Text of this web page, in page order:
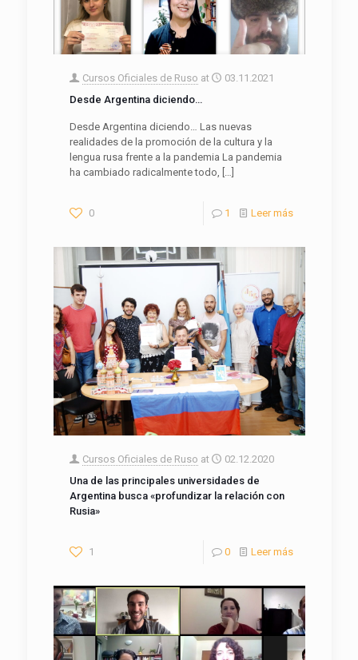
Cursos Oficiales de Ruso at
03.11.2021
Desde Argentina diciendo…
Desde Argentina diciendo… Las nuevas
realidades de la promoción de la cultura y la
lengua rusa frente a la pandemia La pandemia
ha cambiado radicalmente todo, […]
0 1 Leer más
Cursos Oficiales de Ruso at
02.12.2020
Una de las principales universidades de
Argentina busca «profundizar la relación con
Rusia»
1 0 Leer más